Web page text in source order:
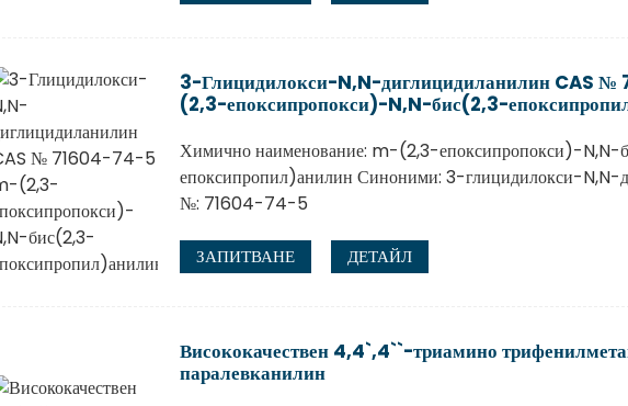
3-Глицидилокси-N,N-диглицидиланилин CAS
(2,3-епоксипропокси)-N,N-бис(2,3-
Химично наименование: m-(2,3-епоксипропокси)-N,N-
епоксипропил)анилин Синоними: 3-глицидилокси-N,N-
№: 71604-74-5
ЗАПИТВАНЕ ДЕТАЙЛ
Висококачествен 4,4`,4``-триамино
паралевканилин